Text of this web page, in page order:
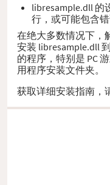
libresample.dll 的
行，或可能包含错
在绝大多数情况下，
安装 libresample.dll
的程序，特别是 PC
用程序安装文件夹。
获取详细安装指南，